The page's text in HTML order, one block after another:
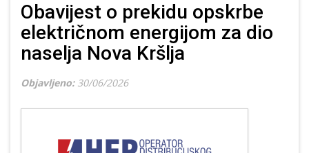
Obavijest o prekidu opskrbe
električnom energijom za dio
naselja Nova Kršlja
Objavljeno: 30/06/2026